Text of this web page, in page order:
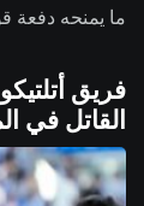
ما يمنحه دفعة
فريق
القاتل في